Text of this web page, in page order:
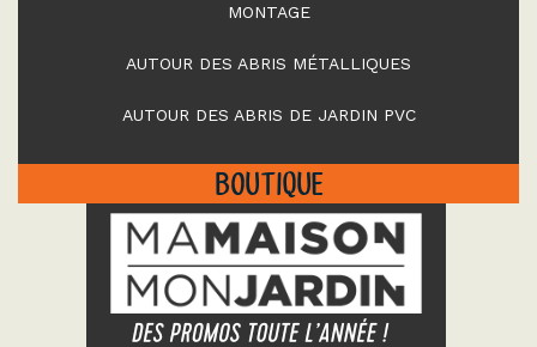
MONTAGE
AUTOUR DES ABRIS MÉTALLIQUES
AUTOUR DES ABRIS DE JARDIN PVC
BOUTIQUE